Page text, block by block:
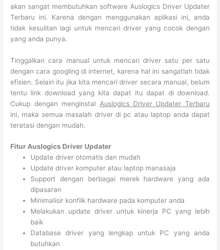
akan sangat membutuhkan software Auslogics Driver Updater
Terbaru ini. Karena dengan menggunakan aplikasi ini, anda
tidak kesulitan lagi untuk mencari driver yang cocok dengan
yang anda punya.
Tinggalkan cara manual untuk mencari driver satu per satu
dengan cara googling di internet, karena hal ini sangatlah tidak
efisien. Selain itu jika kita mencari driver secara manual, belum
tentu link download yang kita dapat itu dapat di download.
Cukup dengan menginstal Auslogics Driver Updater Terbaru
ini, maka semua masalah driver di pc atau laptop anda dapat
teratasi dengan mudah.
Fitur Auslogics Driver Updater
Update driver otomatis dan mudah
Update driver komputer atau laptop manasaja
Support dengan berbagai merek hardware yang ada
dipasaran
Minimalisir konfilk hardware pada komputer anda
Melakukan update driver untuk kinerja PC yang lebih
baik
Database driver yang lengkap untuk PC yang anda
butuhkan